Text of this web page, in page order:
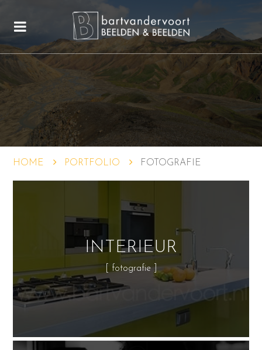
HOME PORTFOLIO FOTOGRAFIE
INTERIEUR
[ fotografie ]